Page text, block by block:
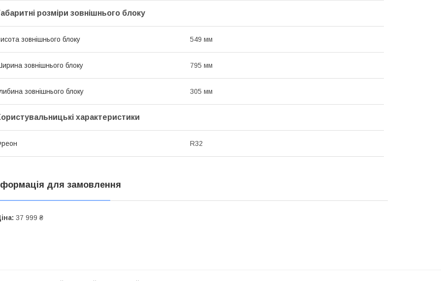
розміри зовнішнього блоку
зовнішнього блоку 549 мм
зовнішнього блоку 795 мм
зовнішнього блоку 305 мм
характеристики
R32
для замовлення
37 999 ₴